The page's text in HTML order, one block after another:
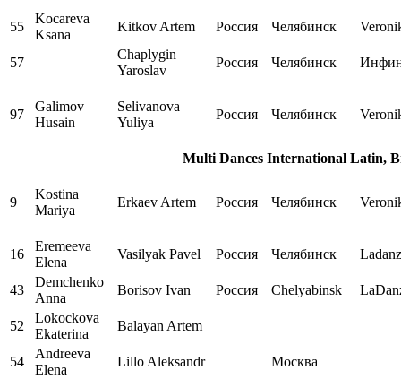
55
Kocareva
Ksana
Kitkov Artem Россия Челябинск
57
Chaplygin
Yaroslav
Россия Челябинск
97
Galimov
Husain
Selivanova
Yuliya
Россия Челябинск
Multi Dances International Latin,
9
Kostina
Mariya
Erkaev Artem Россия Челябинск
16
Eremeeva
Elena
Vasilyak Pavel Россия Челябинск
43
Demchenko
Anna
Borisov Ivan Россия Chelyabinsk
52
Lokockova
Ekaterina
Balayan Artem
54
Andreeva
Elena
Lillo Aleksandr Москва